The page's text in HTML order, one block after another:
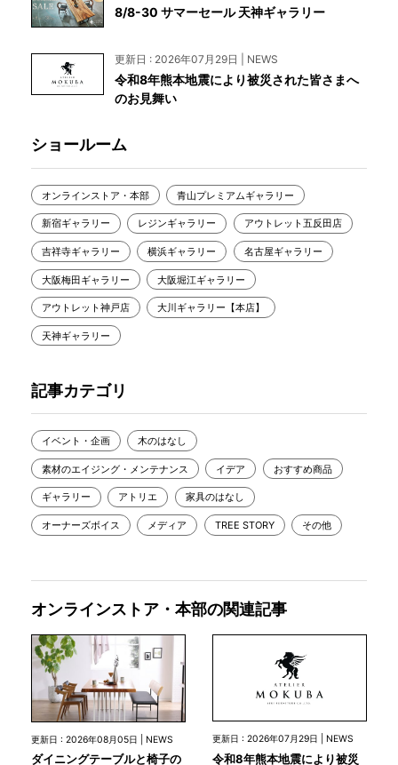
8/8-30 サマーセール 天神ギャラリー
更新日 : 2026年07月29日 | NEWS
令和8年熊本地震により被災された皆さまへ
のお見舞い
ショールーム
オンラインストア・本部 青山プレミアムギャラリー
新宿ギャラリー レジンギャラリー アウトレット五反田店
吉祥寺ギャラリー 横浜ギャラリー 名古屋ギャラリー
大阪梅田ギャラリー 大阪堀江ギャラリー
アウトレット神戸店 大川ギャラリー【本店】
天神ギャラリー
記事カテゴリ
イベント・企画 木のはなし
素材のエイジング・メンテナンス イデア おすすめ商品
ギャラリー アトリエ 家具のはなし
オーナーズボイス メディア TREE STORY その他
オンラインストア・本部の関連記事
更新日 : 2026年08月05日 | NEWS
ダイニングテーブルと椅子の
更新日 : 2026年07月29日 | NEWS
令和8年熊本地震により被災